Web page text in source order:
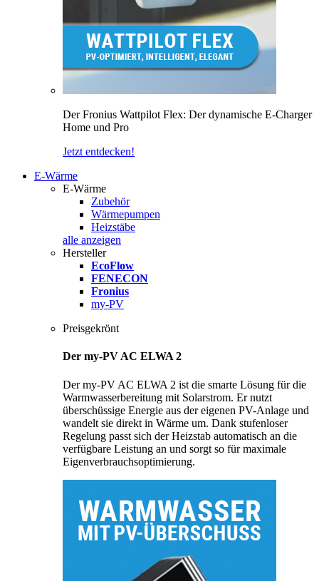
Der Fronius Wattpilot Flex: Der dynamische E-Charger
Home und Pro
Jetzt entdecken!
E-Wärme
E-Wärme
Zubehör
Wärmepumpen
Heizstäbe
alle anzeigen
Hersteller
EcoFlow
FENECON
Fronius
my-PV
Preisgekrönt
Der my-PV AC ELWA 2
Der my-PV AC ELWA 2 ist die smarte Lösung für die
Warmwasserbereitung mit Solarstrom. Er nutzt
überschüssige Energie aus der eigenen PV-Anlage und
wandelt sie direkt in Wärme um. Dank stufenloser
Regelung passt sich der Heizstab automatisch an die
verfügbare Leistung an und sorgt so für maximale
Eigenverbrauchsoptimierung.